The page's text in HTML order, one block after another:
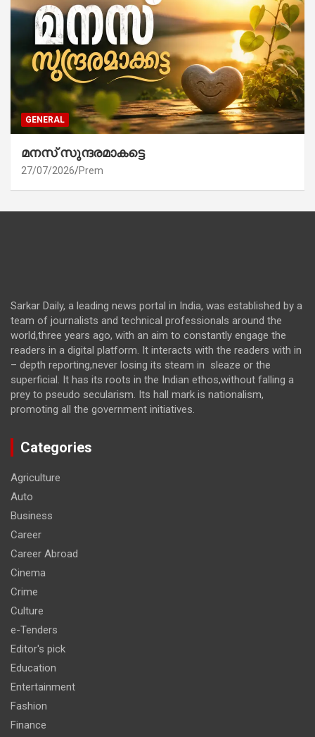
GENERAL
മനസ് സുന്ദരമാകട്ടെ
27/07/2026 Prem
Sarkar Daily, a leading news portal in India, was established by a
team of journalists and technical professionals around the
world,three years ago, with an aim to constantly engage the
readers in a digital platform. It interacts with the readers with in
– depth reporting,never losing its steam in sleaze or the
superficial. It has its roots in the Indian ethos,without falling a
prey to pseudo secularism. Its hall mark is nationalism,
promoting all the government initiatives.
Categories
Agriculture
Auto
Business
Career
Career Abroad
Cinema
Crime
Culture
e-Tenders
Editor's pick
Education
Entertainment
Fashion
Finance